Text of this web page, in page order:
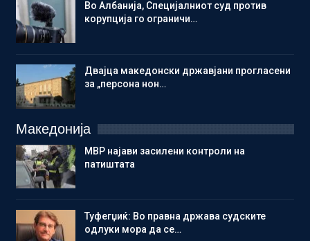
Во Албанија, Специјалниот суд против
корупција го ограничи…
Двајца македонски државјани прогласени
за „персона нон…
Македонија
МВР најави засилени контроли на
патиштата
Туфегџиќ: Во правна држава судските
одлуки мора да се…